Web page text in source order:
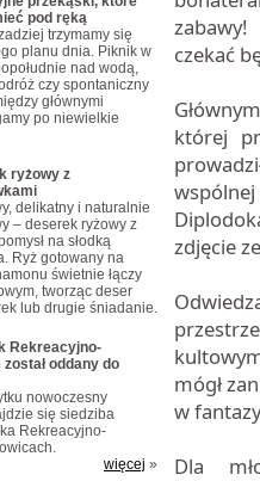
czekać
której
zdjęcie
mógł
w
Dla
pod ręką
trzymamy się
planu dnia. Piknik w
nad wodą,
czy spontaniczny
głównymi
po niewielkie
ryżowy z
delikatny i naturalnie
– deserek ryżowy z
na słodką
Ryż gotowany na
świetnie łączy
tworząc deser
lub drugie śniadanie.
Rekreacyjno-
oddany do
nowoczesny
się siedziba
Rekreacyjno-
więcej »